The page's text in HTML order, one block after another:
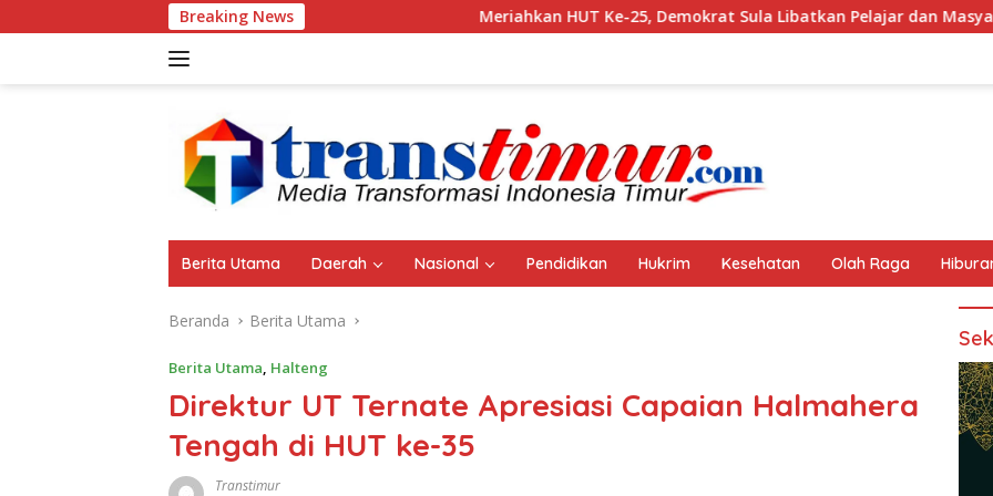
ke
Breaking NewsMeriahkan HUT Ke-25, Demokrat Sula Libatkan Pelajar dan Masyarakat Aset
Berita Utama Daerah Nasional Pendidikan Hukrim Kesehatan Olah Raga
Beranda Berita Utama
Berita Utama, Halteng
Direktur UT Ternate Apresiasi Capaian Halmahera
Tengah di HUT ke-35
Transtimur